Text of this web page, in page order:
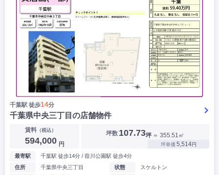
千葉駅 徒歩14分
千葉県中央三丁目の店舗物件
賃料（税込）
594,000 円
坪数 107.73坪 ＝ 355.51㎡
坪単価 5,514円
最寄駅
千葉駅 徒歩14分 / 葭川公園駅 徒歩4分
住所
千葉県中央三丁目
状態
スケルトン